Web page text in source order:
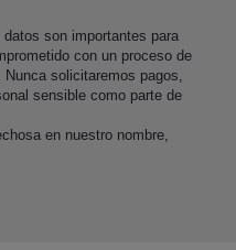
son importantes para
con un proceso de
solicitaremos pagos,
sensible como parte de
en nuestro nombre,